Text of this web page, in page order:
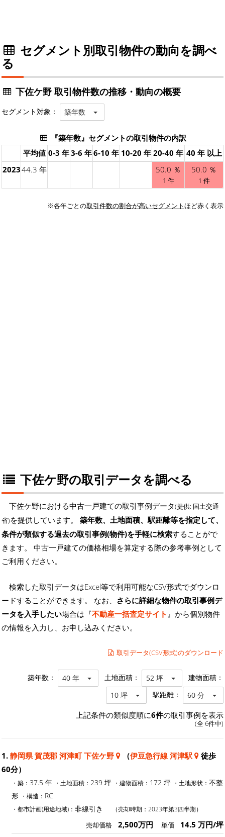
セグメント別取引物件の動向を調べ
る
下佐ケ野 取引物件数の推移・動向の概要
セグメント対象： 築年数
『築年数』セグメントの取引物件の内訳
平均値 0-3 年3-6 年6-10 年 10-20 年 20-40 年 40 年 以上
202344.3 年 50.0 ％
1 件
50.0 ％
1 件
※各年ごとの取引件数の割合が高いセグメントほど赤く表示
下佐ケ野の取引データを調べる
下佐ケ野における中古一戸建ての取引事例データ(提供: 国土交通
省)を提供しています。 築年数、土地面積、駅距離等を指定して、
条件が類似する過去の取引事例(物件)を手軽に検索することがで
きます。 中古一戸建ての価格相場を算定する際の参考事例として
ご利用ください。
検索した取引データはExcel等で利用可能なCSV形式でダウンロ
ードすることができます。 なお、 さらに詳細な物件の取引事例デ
ータを入手したい場合は『不動産一括査定サイト 』から個別物件
の情報を入力し、お申し込みください。
取引データ(CSV形式)のダウンロード
築年数： 40 年 土地面積： 52 坪 建物面積：
10 坪 駅距離： 60 分
上記条件の類似度順に6件の取引事例を表示
(全 6件中)
1. 静岡県 賀茂郡 河津町 下佐ケ野 （伊豆急行線 河津駅
徒歩
60分）
・築： 37.5 年 ・土地面積： 239 坪 ・建物面積： 172 坪 ・土地形状： 不整
形 ・構造： RC
・都市計画(用途地域)： 非線引き （売却時期：2023年第3四半期）
売却価格 2,500万円 単価 14.5 万円/坪